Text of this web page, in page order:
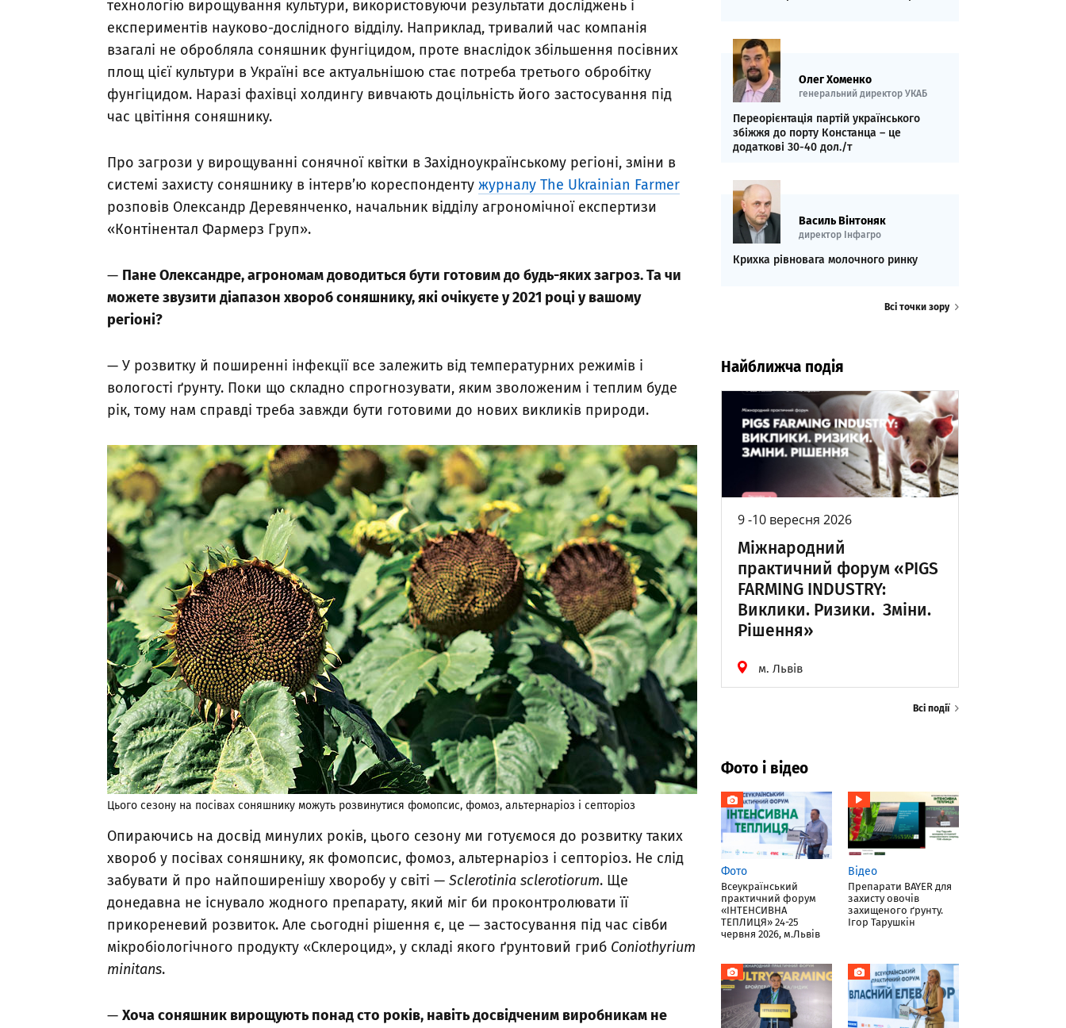
технологію вирощування культури, використовуючи результати досліджень і
експериментів науково-дослідного відділу. Наприклад, тривалий час компанія
взагалі не обробляла соняшник фунгіцидом, проте внаслідок збільшення посівних
площ цієї культури в Україні все актуальнішою стає потреба третього обробітку
фунгіцидом. Наразі фахівці холдингу вивчають доцільність його застосування під
час цвітіння соняшнику.
Про загрози у вирощуванні сонячної квітки в Західноукраїнському регіоні, зміни в
системі захисту соняшнику в інтерв’ю кореспонденту журналу The Ukrainian Farmer
розповів Олександр Деревянченко, начальник відділу агрономічної експертизи
«Контінентал Фармерз Груп».
— Пане Олександре, агрономам доводиться бути готовим до будь-яких загроз. Та чи
можете звузити діапазон хвороб соняшнику, які очікуєте у 2021 році у вашому
регіоні?
— У розвитку й поширенні інфекції все залежить від температурних режимів і
вологості ґрунту. Поки що складно спрогнозувати, яким зволоженим і теплим буде
рік, тому нам справді треба завжди бути готовими до нових викликів природи.
Цього сезону на посівах соняшнику можуть розвинутися фомопсис, фомоз, альтернаріоз і септоріоз
Опираючись на досвід минулих років, цього сезону ми готуємося до розвитку таких
хвороб у посівах соняшнику, як фомопсис, фомоз, альтернаріоз і септоріоз. Не слід
забувати й про найпоширенішу хворобу у світі — Sclerotinia sclerotiorum. Ще
донедавна не існувало жодного препарату, який міг би проконтролювати її
прикореневий розвиток. Але сьогодні рішення є, це — застосування під час сівби
мікробіологічного продукту «Склероцид», у складі якого ґрунтовий гриб Coniothyrium
minitans.
— Хоча соняшник вирощують понад сто років, навіть досвідченим виробникам не
Олег Хоменко
генеральний директор УКАБ
Переорієнтація партій українського
збіжжя до порту Констанца – це
додаткові 30-40 дол./т
Василь Вінтоняк
директор Інфагро
Крихка рівновага молочного ринку
Всі точки зору
Найближча подія
9 -10 вересня 2026
Міжнародний
практичний форум «PIGS
FARMING INDUSTRY:
Виклики. Ризики. Зміни.
Рішення»
м. Львів
Всі події
Фото і відео
Фото
Всеукраїнський
практичний форум
«ІНТЕНСИВНА
ТЕПЛИЦЯ» 24-25
червня 2026, м.Львів
Відео
Препарати BAYER для
захисту овочів
захищеного ґрунту.
Ігор Тарушкін